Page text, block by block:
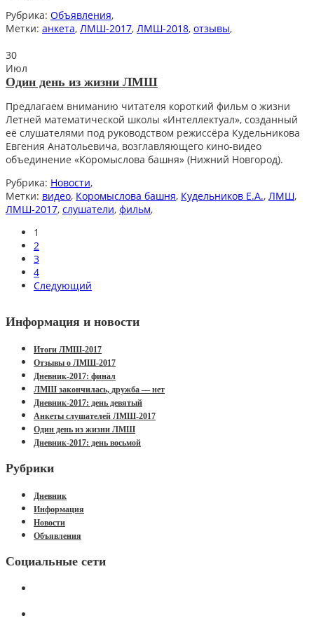
Рубрика: Объявления,
Метки: анкета, ЛМШ-2017, ЛМШ-2018, отзывы,
30
Июл
Один день из жизни ЛМШ
Предлагаем вниманию читателя короткий фильм о жизни
Летней математической школы «Интеллектуал», созданный
её слушателями под руководством режиссёра Кудельникова
Евгения Анатольевича, возглавляющего кино-видео
объединение «Коромыслова башня» (Нижний Новгород).
Рубрика: Новости,
Метки: видео, Коромыслова башня, Кудельников Е.А., ЛМШ,
ЛМШ-2017, слушатели, фильм,
1
2
3
4
Следующий
Информация и новости
Итоги ЛМШ-2017
Отзывы о ЛМШ-2017
Дневник-2017: финал
ЛМШ закончилась, дружба — нет
Дневник-2017: день девятый
Анкеты слушателей ЛМШ-2017
Один день из жизни ЛМШ
Дневник-2017: день восьмой
Рубрики
Дневник
Информация
Новости
Объявления
Социальные сети